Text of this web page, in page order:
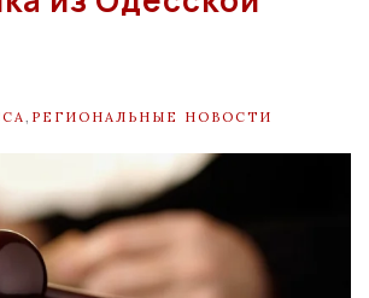
РЕГИОНАЛЬНЫЕ НОВОСТИ